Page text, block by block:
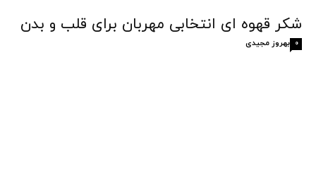
شکر قهوه‌ ای انتخابی مهربان برای قلب و بدن
بهروز مجیدی 0